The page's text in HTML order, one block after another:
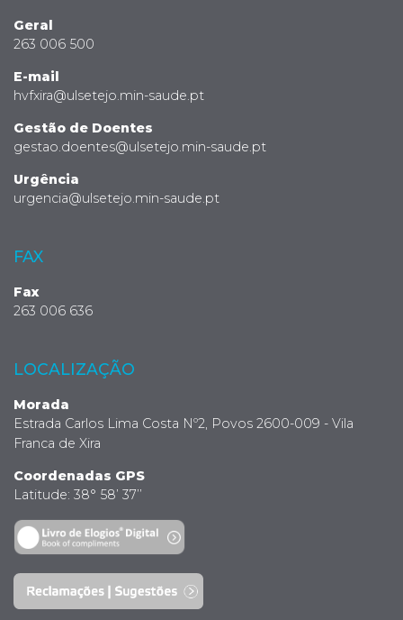
Geral
263 006 500
E-mail
hvfxira@ulsetejo.min-saude.pt
Gestão de Doentes
gestao.doentes@ulsetejo.min-saude.pt
Urgência
urgencia@ulsetejo.min-saude.pt
FAX
Fax
263 006 636
LOCALIZAÇÃO
Morada
Estrada Carlos Lima Costa Nº2, Povos 2600-009 - Vila
Franca de Xira
Coordenadas GPS
Latitude: 38° 58’ 37’’